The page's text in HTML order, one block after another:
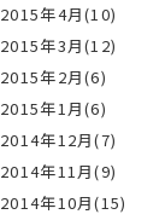
2015年4月(10)
2015年3月(12)
2015年2月(6)
2015年1月(6)
2014年12月(7)
2014年11月(9)
2014年10月(15)